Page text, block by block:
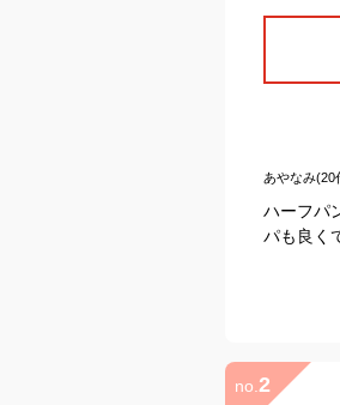
あやなみ(20
ハーフパ
パも良く
no. 2